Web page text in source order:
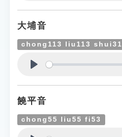
大埔音
chong113 liu113 shui31
饒平音
chong55 liu55 fi53